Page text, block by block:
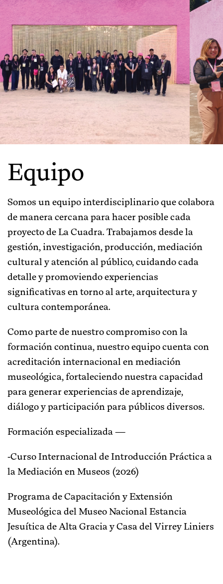
Equipo
Somos un equipo interdisciplinario que colabora
de manera cercana para hacer posible cada
proyecto de La Cuadra. Trabajamos desde la
gestión, investigación, producción, mediación
cultural y atención al público, cuidando cada
detalle y promoviendo experiencias
significativas en torno al arte, arquitectura y
cultura contemporánea.
Como parte de nuestro compromiso con la
formación continua, nuestro equipo cuenta con
acreditación internacional en mediación
museológica, fortaleciendo nuestra capacidad
para generar experiencias de aprendizaje,
diálogo y participación para públicos diversos.
Formación especializada —
-Curso Internacional de Introducción Práctica a
la Mediación en Museos (2026)
Programa de Capacitación y Extensión
Museológica del Museo Nacional Estancia
Jesuítica de Alta Gracia y Casa del Virrey Liniers
(Argentina).